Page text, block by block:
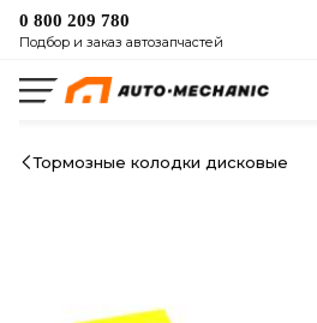
0 800 209 780
Подбор и заказ автозапчастей
Тормозные колодки дисковые